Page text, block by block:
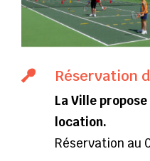
 Réservation
La Ville
location.
Réservation au